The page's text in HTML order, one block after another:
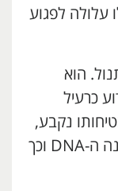
עלולה לפגוע
הוא
כרעיל
נקבע,
כי הפורמלהייד עלול לשנות את מבנה ה-DNA וכך